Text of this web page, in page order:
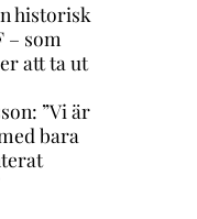
historisk
– som
att ta ut
”Vi är
bara